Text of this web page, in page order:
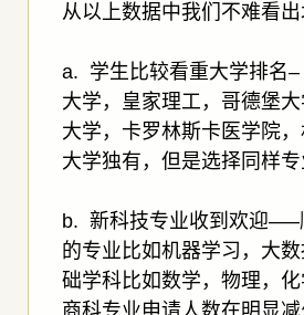
从以上数据中我们不难看
a. 学生比较看重大学排名
大学，皇家理工，哥德堡
大学，卡罗林斯卡医学院
大学独有，但是选择同样
b. 新科技专业收到欢迎—–
的专业比如机器学习，大
础学科比如数学，物理，
商科专业申请人数在明显